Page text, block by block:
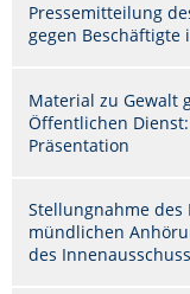
Pressemitteilung
gegen
Material zu Gewalt
Öffentlichen
Präsentation
Stellungnahme des
mündlichen
des